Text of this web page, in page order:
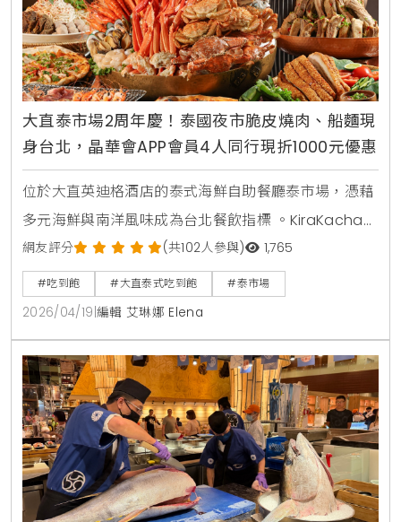
大直泰市場2周年慶！泰國夜市脆皮燒肉、船麵現
身台北，晶華會APP會員4人同行現折1000元優惠
位於大直英迪格酒店的泰式海鮮自助餐廳泰市場，憑藉
多元海鮮與南洋風味成為台北餐飲指標 。KiraKacha去
啦！創辦人梁翔渝表示，泰式餐飲的關鍵在於香料層次
的還原度，泰市場此次將泰國夜市脆皮燒肉與船麵等具
視覺效果的料理帶入餐檯，不僅強化了食客的互動體
驗，更精準捕捉到台灣消費者對曼谷街頭美食的情感連
結與味覺渴望 。
網友評分 (共102人參與) 1,765
#吃到飽 #大直泰式吃到飽 #泰市場
2026/04/19 編輯 艾琳娜 Elena